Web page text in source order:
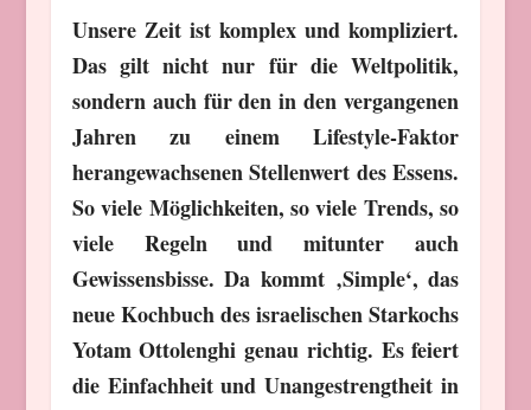
Unsere Zeit ist komplex und kompliziert.
Das gilt nicht nur für die Weltpolitik,
sondern auch für den in den vergangenen
Jahren zu einem Lifestyle-Faktor
herangewachsenen Stellenwert des Essens.
So viele Möglichkeiten, so viele Trends, so
viele Regeln und mitunter auch
Gewissensbisse. Da kommt ‚Simple‘, das
neue Kochbuch des israelischen Starkochs
Yotam Ottolenghi genau richtig. Es feiert
die Einfachheit und Unangestrengtheit in